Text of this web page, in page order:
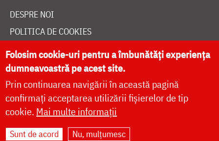
DESPRE NOI
POLITICA DE COOKIES
DONEAZĂ ONLINE PENTRU CATEDRALA NAȚIONALĂ
LIVE
Site dezvoltat deDOXOLOGIA MEDIA
Folosim cookie-uri pentru a îmbunătăți experiența
dumneavoastră pe acest site.
Prin continuarea navigării în această pagină
confirmați acceptarea utilizării fișierelor de tip
cookie. Mai multe informații
Sunt de acord Nu, mulțumesc